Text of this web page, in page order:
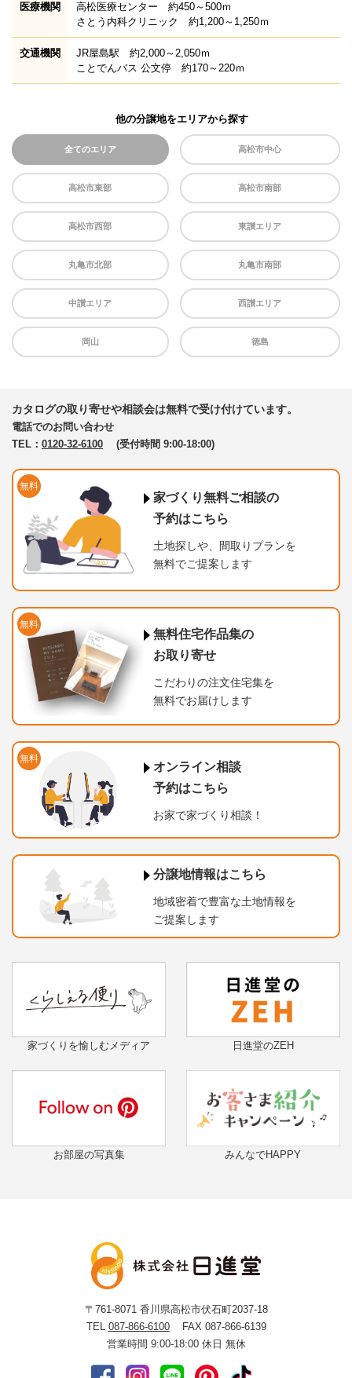
医療機関
高松医療センター 約450～500ｍ
さとう内科クリニック 約1,200～1,250ｍ
交通機関
JR屋島駅 約2,000～2,050ｍ
ことでんバス 公文停 約170～220ｍ
他の分譲地をエリアから探す
全てのエリア 高松市中心
高松市東部 高松市南部
高松市西部 東讃エリア
丸亀市北部 丸亀市南部
中讃エリア 西讃エリア
岡山 徳島
カタログの取り寄せや相談会は無料で受け付けています。
電話でのお問い合わせ
TEL： 0120-32-6100 (受付時間 9:00-18:00)
無料
家づくり無料ご相談の
予約はこちら
土地探しや、間取りプランを
無料でご提案します
無料
無料住宅作品集の
お取り寄せ
こだわりの注文住宅集を
無料でお届けします
無料
オンライン相談
予約はこちら
お家で家づくり相談！
分譲地情報はこちら
地域密着で豊富な土地情報を
ご提案します
家づくりを愉しむメディア 日進堂のZEH
お部屋の写真集 みんなでHAPPY
〒761-8071 香川県高松市伏石町2037-18
TEL 087-866-6100
FAX 087-866-6139
営業時間 9:00-18:00 休日 無休